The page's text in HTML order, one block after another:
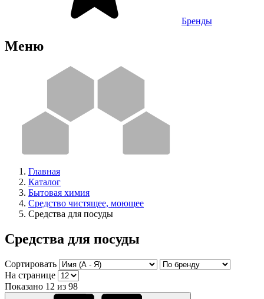
Бренды
Меню
Главная
Каталог
Бытовая химия
Средство чистящее, моющее
Средства для посуды
Средства для посуды
Сортировать
На странице
Показано 12 из 98